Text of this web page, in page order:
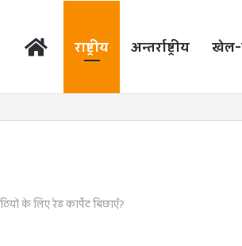
राष्ट्रीय अन्तर्राष्ट्रीय खेल-
के लिए रेड कार्पेट बिछाएँ?